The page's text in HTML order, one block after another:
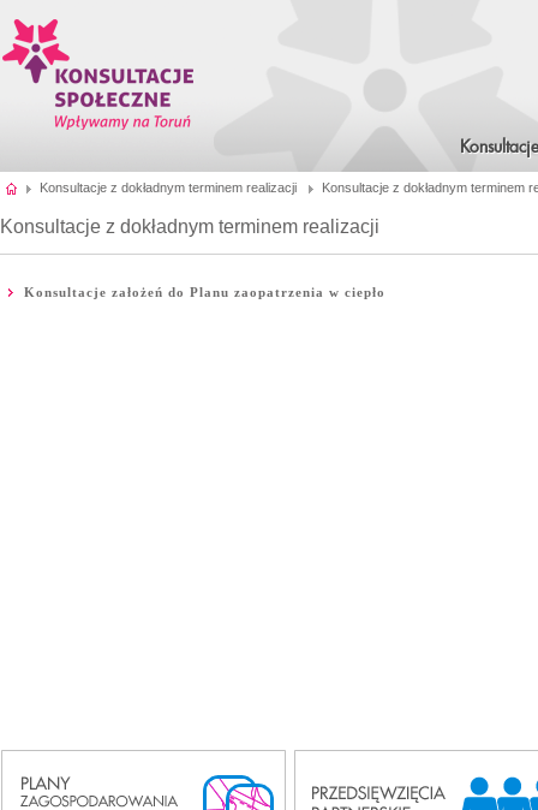
Konsultacje z dokładnym terminem realizacji Konsultacje z dokładnym terminem
Konsultacje z dokładnym terminem realizacji
Konsultacje założeń do Planu zaopatrzenia w ciepło